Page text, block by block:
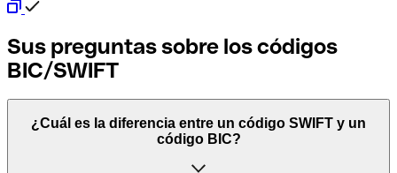
Sus preguntas sobre los códigos
BIC/SWIFT
¿Cuál es la diferencia entre un código SWIFT y un
código BIC?